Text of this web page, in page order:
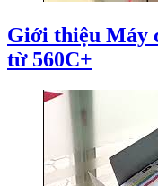
Giới thiệu Máy
từ 560C+